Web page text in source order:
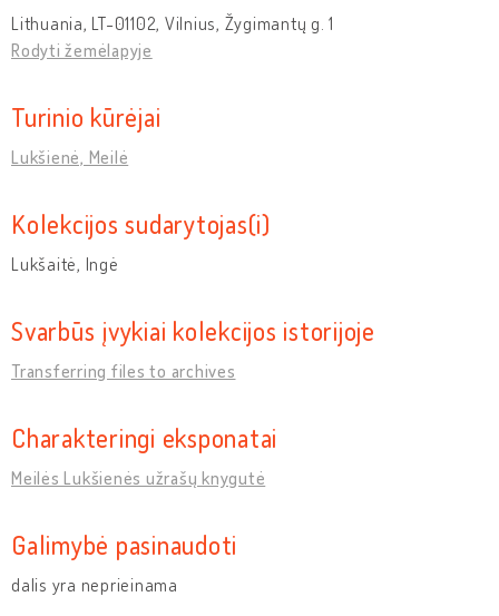
Lithuania, LT-01102, Vilnius, Žygimantų g. 1
Rodyti žemėlapyje
Turinio kūrėjai
Lukšienė, Meilė
Kolekcijos sudarytojas(i)
Lukšaitė, Ingė
Svarbūs įvykiai kolekcijos istorijoje
Transferring files to archives
Charakteringi eksponatai
Meilės Lukšienės užrašų knygutė
Galimybė pasinaudoti
dalis yra neprieinama